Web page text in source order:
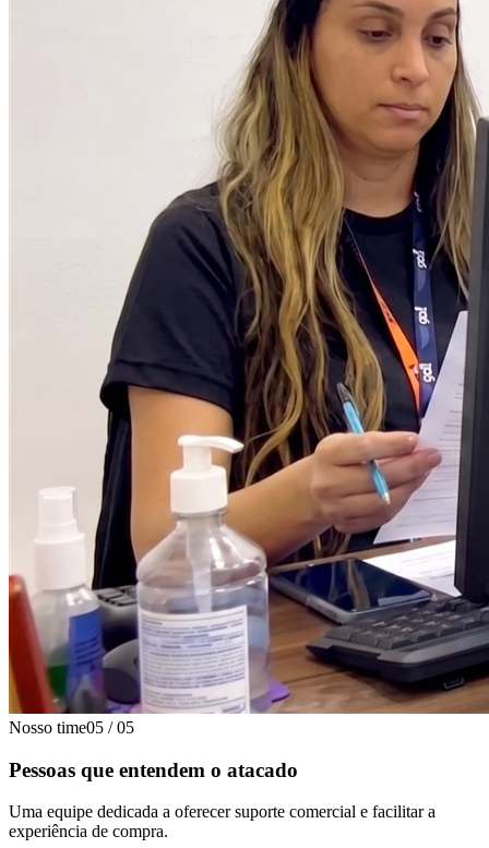
Nosso time05 / 05
Pessoas que entendem o atacado
Uma equipe dedicada a oferecer suporte comercial e facilitar a
experiência de compra.